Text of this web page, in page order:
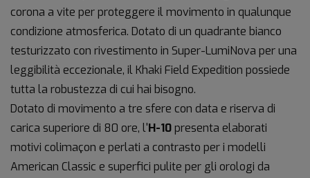
corona a vite per proteggere il movimento in qualunque
condizione atmosferica. Dotato di un quadrante bianco
testurizzato con rivestimento in Super-LumiNova per una
leggibilità eccezionale, il Khaki Field Expedition possiede
tutta la robustezza di cui hai bisogno.
Dotato di movimento a tre sfere con data e riserva di
carica superiore di 80 ore, l'H-10presenta elaborati
motivi colimaçon e perlati a contrasto per i modelli
American Classic e superfici pulite per gli orologi da